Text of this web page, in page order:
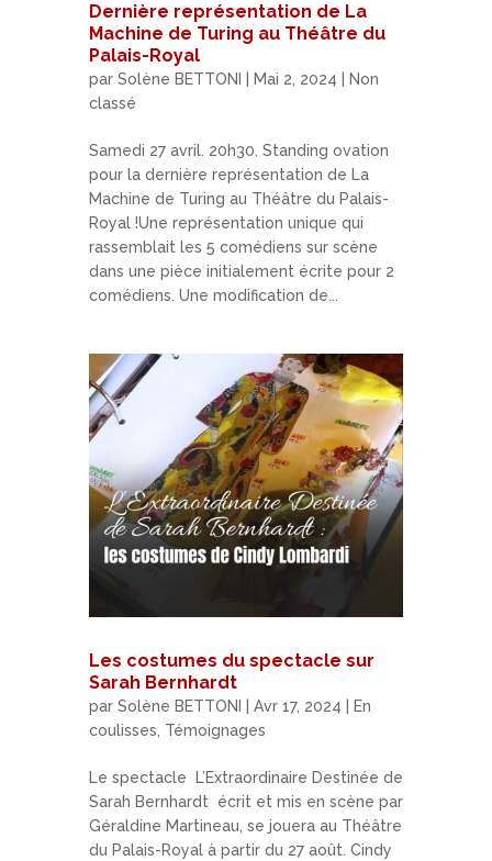
Dernière représentation de La
Machine de Turing au Théâtre du
Palais-Royal
par Solène BETTONI Mai 2, 2024
Non
classé
Samedi 27 avril. 20h30. Standing ovation
pour la dernière représentation de La
Machine de Turing au Théâtre du Palais-
Royal !Une représentation unique qui
rassemblait les 5 comédiens sur scène
dans une pièce initialement écrite pour 2
comédiens. Une modification de...
Les costumes du spectacle sur
Sarah Bernhardt
par Solène BETTONI Avr 17, 2024
En
coulisses, Témoignages
Le spectacle L’Extraordinaire Destinée de
Sarah Bernhardt écrit et mis en scène par
Géraldine Martineau, se jouera au Théâtre
du Palais-Royal à partir du 27 août. Cindy